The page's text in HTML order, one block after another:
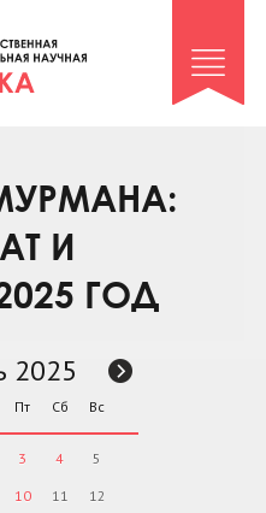
И
ГОД
2025
Пт Сб Вс
3 4 5
10 11 12